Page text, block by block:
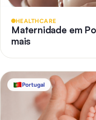
HEALTHCARE
Maternidade em
mais
Portugal